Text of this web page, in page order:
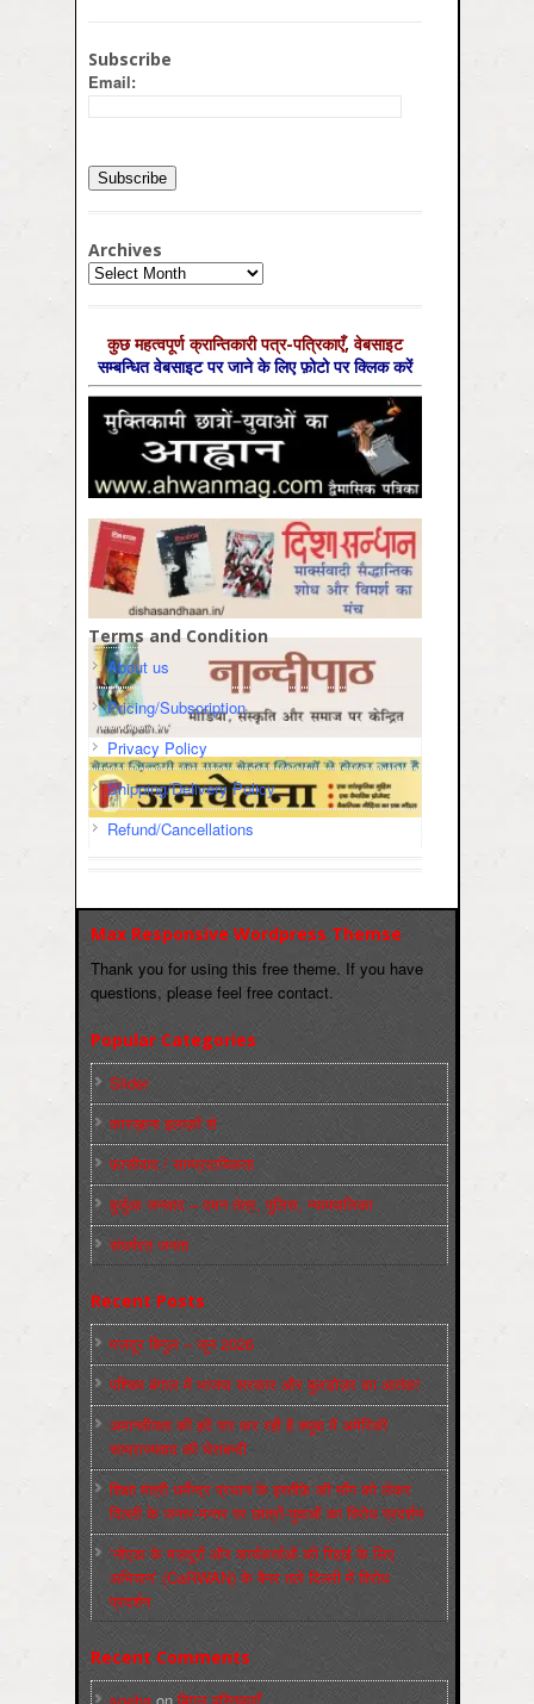
Subscribe
Email:
Archives
Archives
कुछ महत्‍वपूर्ण क्रान्तिकारी पत्र-पत्रिकाएँ, वेबसाइट
सम्‍बन्धित वेबसाइट पर जाने के लिए फ़ोटो पर क्लिक करें
Terms and Condition
About us
Pricing/Subscription
Privacy Policy
Shipping/Delivery Policy
Refund/Cancellations
Max Responsive Wordpress Themse
Thank you for using this free theme. If you have
questions, please feel free contact.
Popular Categories
Slider
कारख़ाना इलाक़ों से
फ़ासीवाद / साम्‍प्रदायिकता
बुर्जुआ जनवाद – दमन तंत्र, पुलिस, न्‍यायपालिका
संघर्षरत जनता
Recent Posts
मज़दूर बिगुल – जून 2026
पश्चिम बंगाल में भाजपा सरकार और बुलडोज़र का आतंक!
अमानवीयता की हदें पार कर रही है क्यूबा में अमेरिकी
साम्राज्यवाद की घेराबन्दी
शिक्षा मंत्री धर्मेन्द्र प्रधान के इस्तीफ़े की माँग को लेकर
दिल्ली के जन्तर-मन्तर पर छात्रों-युवाओं का विरोध प्रदर्शन
‘नोएडा के मज़दूरों और कार्यकर्ताओं की रिहाई के लिए
अभियान’ (CaRWAN) के बैनर तले दिल्ली में विरोध
प्रदर्शन
Recent Comments
sneha on बिगुल पुस्तिकाएँ